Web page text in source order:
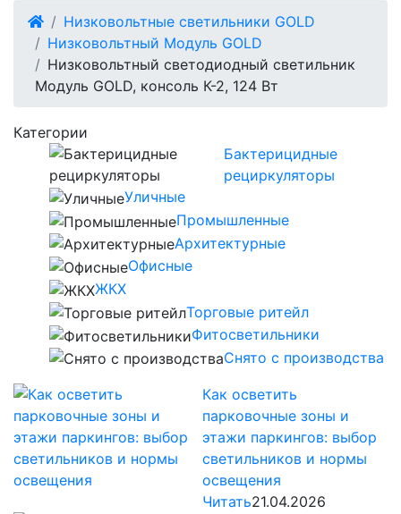
Низковольтные светильники GOLD
Низковольтный Модуль GOLD
Низковольтный светодиодный светильник
Модуль GOLD, консоль К-2, 124 Вт
Категории
Бактерицидные
рециркуляторы
Уличные
Промышленные
Архитектурные
Офисные
ЖКХ
Торговые ритейл
Фитосветильники
Снято с производства
Как осветить
парковочные зоны и
этажи паркингов: выбор
светильников и нормы
освещения
Читать21.04.2026